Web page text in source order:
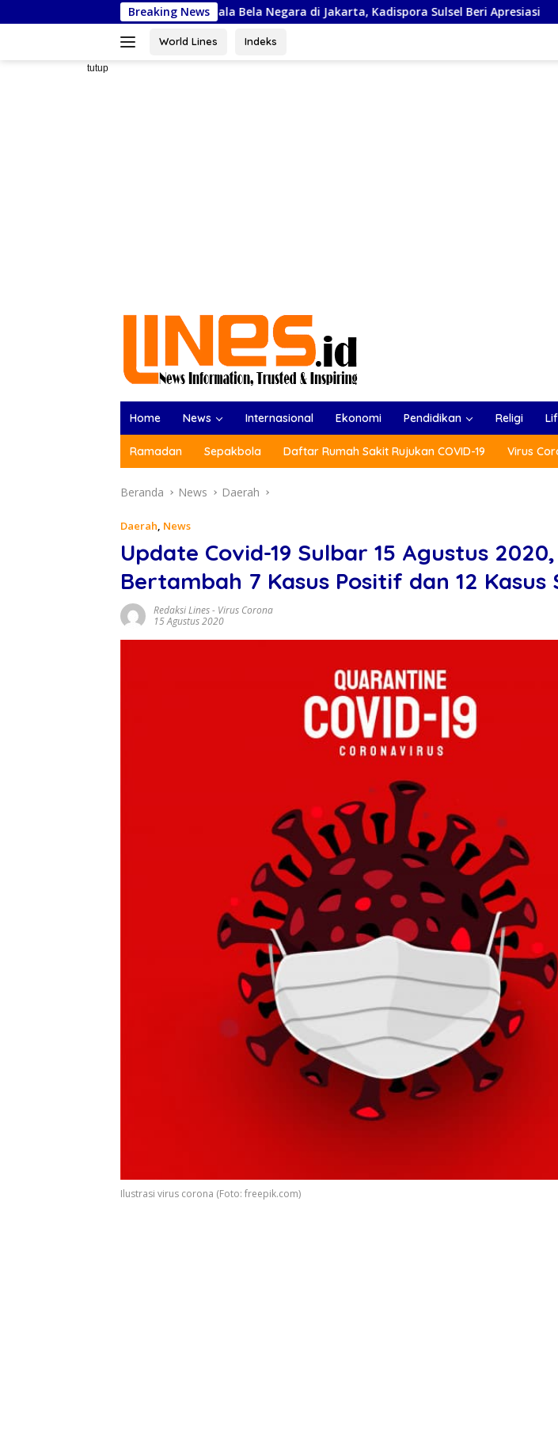
ke
Breaking News
Siap Ikuti Kejurnas Piala Bela Negara di Jakarta, Kadispora Sulsel Beri Apresiasi Masjid As-
World Lines Indeks
tutup
Home News Internasional Ekonomi Pendidikan Religi
Ramadan Sepakbola Daftar Rumah Sakit Rujukan COVID-19 Virus
Beranda News Daerah
Daerah, News
Update Covid-19 Sulbar 15 Agustus 2020,
Bertambah 7 Kasus Positif dan 12 Kasus
Redaksi Lines- Virus Corona
15 Agustus 2020
Ilustrasi virus corona (Foto: freepik.com)